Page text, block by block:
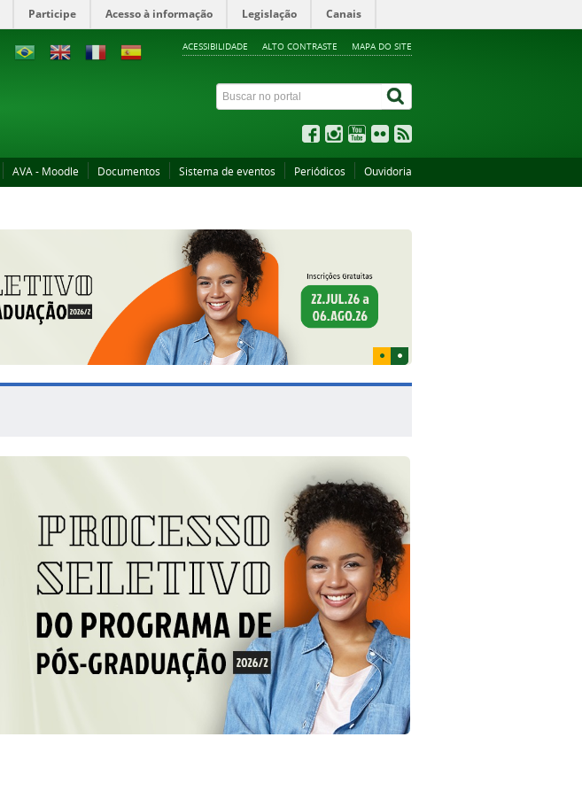
Participe Acesso à informação Legislação Canais
ACESSIBILIDADE ALTO CONTRASTE MAPA DO SITE
AVA - Moodle Documentos Sistema de eventos Periódicos Ouvidoria